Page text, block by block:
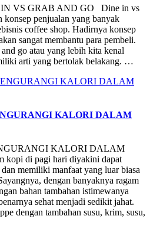
VS GRAB AND GO Dine in vs
konsep penjualan yang banyak
coffee shop. Hadirnya konsep
sangat membantu para pembeli.
go atau yang lebih kita kenal
arti yang bertolak belakang. …
KALORI DALAM
KALORI DALAM
di pagi hari diyakini dapat
memiliki manfaat yang luar biasa
dengan banyaknya ragam
bahan tambahan istimewanya
sehat menjadi sedikit jahat.
dengan tambahan susu, krim, susu,